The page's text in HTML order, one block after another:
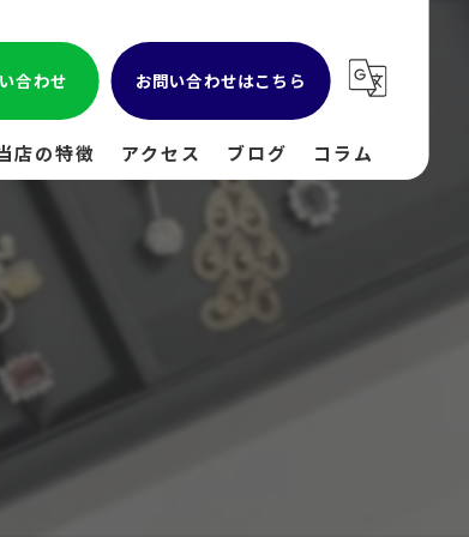
合わせ お問い合わせはこちら
店の特徴
貴金属
金
時計
アクセス ブログ コラム